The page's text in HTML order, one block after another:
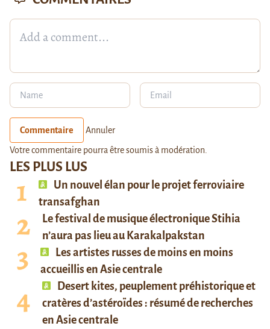
LES PLUS LUS
Un nouvel élan pour le projet ferroviaire
transafghan
Le festival de musique électronique Stihia
n’aura pas lieu au Karakalpakstan
Les artistes russes de moins en moins
accueillis en Asie centrale
Desert kites, peuplement préhistorique et
cratères d’astéroïdes : résumé de recherches
en Asie centrale
Commentaire Annuler
Votre commentaire pourra être soumis à modération.